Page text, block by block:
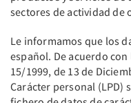
sectores de actividad
Le informamos que los
español. De acuerdo
15/1999, de 13 de
Carácter personal (LPD)